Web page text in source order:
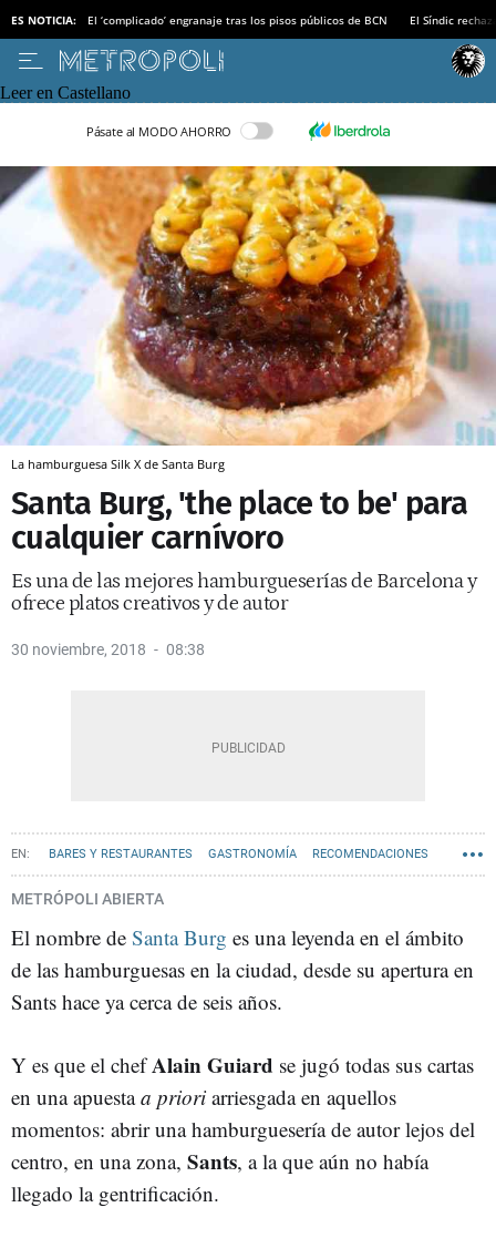
ES NOTICIA: El ‘complicado’ engranaje tras los pisos públicos de BCN El Síndic
Leer en Castellano
Pásate al MODO AHORRO
La hamburguesa Silk X de Santa Burg
Santa Burg, 'the place to be' para
cualquier carnívoro
Es una de las mejores hamburgueserías de Barcelona y
ofrece platos creativos y de autor
30 noviembre, 2018 08:38
BARES Y RESTAURANTES GASTRONOMÍA RECOMENDACIONES
METRÓPOLI ABIERTA
El nombre de Santa Burg es una leyenda en el ámbito
de las hamburguesas en la ciudad, desde su apertura en
Sants hace ya cerca de seis años.
Y es que el chefAlain Guiard se jugó todas sus cartas
en una apuestaa priori arriesgada en aquellos
momentos: abrir una hamburguesería de autor lejos del
centro, en una zona, Sants, a la que aún no había
llegado la gentrificación.